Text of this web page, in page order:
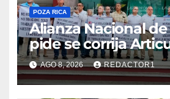
POZA RICA
Alianza Nacional
pide se corrija
AGO 8, 2026 REDACTOR1